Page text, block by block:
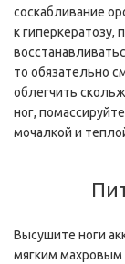
соскабливание
к гиперкератозу,
то обязательно
облегчить
ног,
мочалкой и
Высушите ноги
мягким махровым